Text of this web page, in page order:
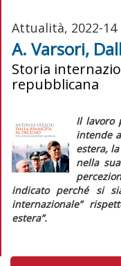
Attualità, 2022-14
A. Varsori,
Storia
repubblicana
Il lavoro
intende
estera,
nella
indicato perché si
internazionale”
estera”.